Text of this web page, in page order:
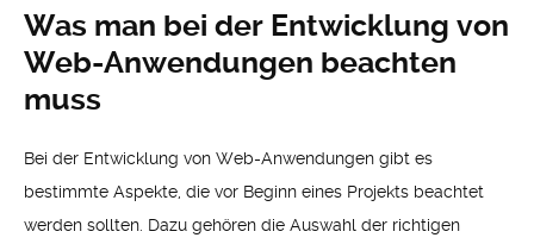
Was man bei der Entwicklung von
Web-Anwendungen beachten
muss
Bei der Entwicklung von Web-Anwendungen gibt es
bestimmte Aspekte, die vor Beginn eines Projekts beachtet
werden sollten. Dazu gehören die Auswahl der richtigen